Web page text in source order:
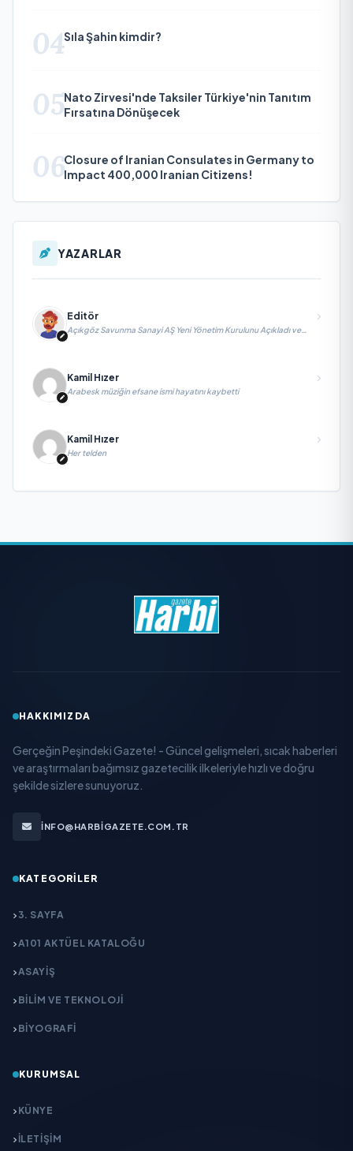
04Sıla Şahin kimdir?
05Nato Zirvesi'nde Taksiler Türkiye'nin Tanıtım
Fırsatına Dönüşecek
06Closure of Iranian Consulates in Germany to
Impact 400,000 Iranian Citizens!
YAZARLAR
Editör
Açıkgöz Savunma Sanayi AŞ Yeni Yönetim Kurulunu Açıkladı ve
Savunma Sanayinde Küresel Vizyon Vurgusu
Kamil Hızer
Arabesk müziğin efsane ismi hayatını kaybetti
Kamil Hızer
Her telden
HAKKIMIZDA
Gerçeğin Peşindeki Gazete! - Güncel gelişmeleri, sıcak haberleri
ve araştırmaları bağımsız gazetecilik ilkeleriyle hızlı ve doğru
şekilde sizlere sunuyoruz.
INFO@HARBIGAZETE.COM.TR
KATEGORILER
3. SAYFA
A101 AKTÜEL KATALOĞU
ASAYİŞ
BİLİM VE TEKNOLOJİ
BİYOGRAFİ
KURUMSAL
KÜNYE
İLETIŞIM